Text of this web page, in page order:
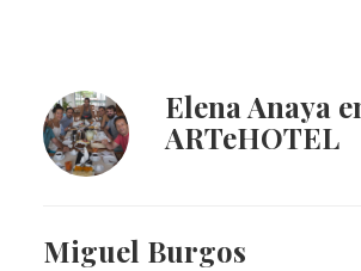
Elena Anaya
ARTeHOTEL
Miguel Burgos